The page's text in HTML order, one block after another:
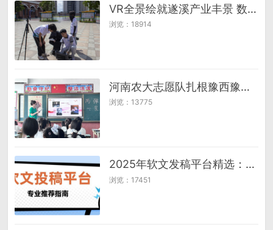
VR全景绘就遂溪产业丰景 数字图鉴开启“百千万工程”云上展销新篇
浏览：18914
河南农大志愿队扎根豫西豫东三地21天特色课程呵护儿童成长
浏览：13775
2025年软文发稿平台精选：按品牌预算与发展阶段适配指南
浏览：17451